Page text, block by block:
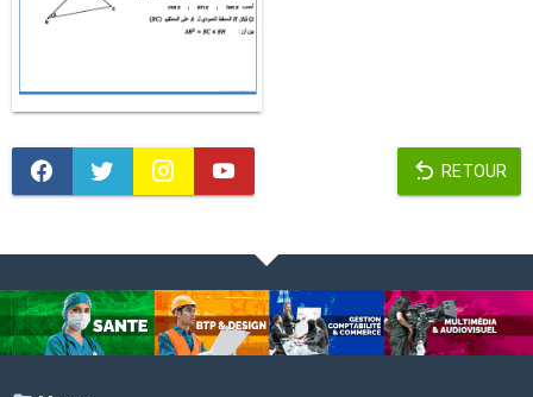
RETOUR